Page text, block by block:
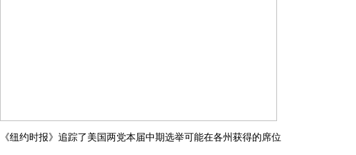
《纽约时报》追踪了美国两党本届中期选举可能在各州获得的席位